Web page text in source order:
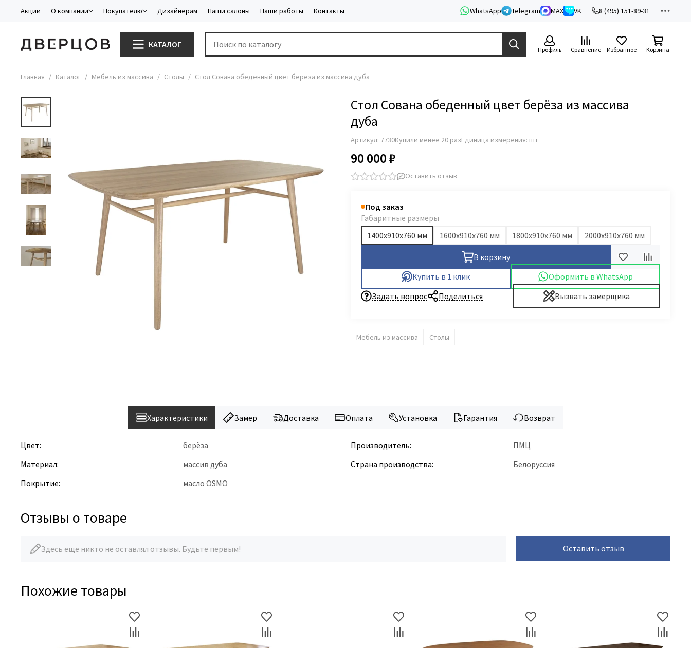
Акции О компании Покупателю Дизайнерам Наши салоны Наши работы Контакты WhatsApp Telegram MAX VK 8 (495) 151-89-31
КАТАЛОГ
Профиль Сравнение Избранное Корзина
Главная Каталог Мебель из массива Столы Стол Сована обеденный цвет берёза из массива дуба
Стол Сована обеденный цвет берёза из массива
дуба
Артикул: 7730Купили менее 20 разЕдиница измерения: шт
90 000 ₽
Оставить отзыв
Под заказ
Габаритные размеры
1400x910x760 мм
1600x910x760 мм 1800x910x760 мм 2000x910x760 мм
В корзину
Купить в 1 клик
Оформить в WhatsApp
Вызвать замерщика
Задать вопрос Поделиться
Мебель из массива Столы
Характеристики Замер Доставка Оплата Установка Гарантия Возврат
Цвет:
берёза
Материал:
массив дуба
Покрытие:
масло OSMO
Производитель:
ПМЦ
Страна производства:
Белоруссия
Отзывы о товаре
Здесь еще никто не оставлял отзывы. Будьте первым! Оставить отзыв
Похожие товары